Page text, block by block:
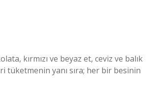
kırmızı ve beyaz et, ceviz ve balık
tüketmenin yanı sıra; her bir besinin